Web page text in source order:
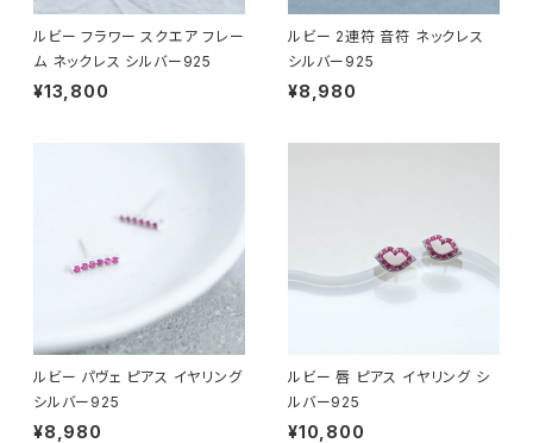
ルビー フラワー スクエア フレー
ム ネックレス シルバー925
¥13,800
ルビー 2連符 音符 ネックレス
シルバー925
¥8,980
ルビー パヴェ ピアス イヤリング
シルバー925
¥8,980
ルビー 唇 ピアス イヤリング シ
ルバー925
¥10,800